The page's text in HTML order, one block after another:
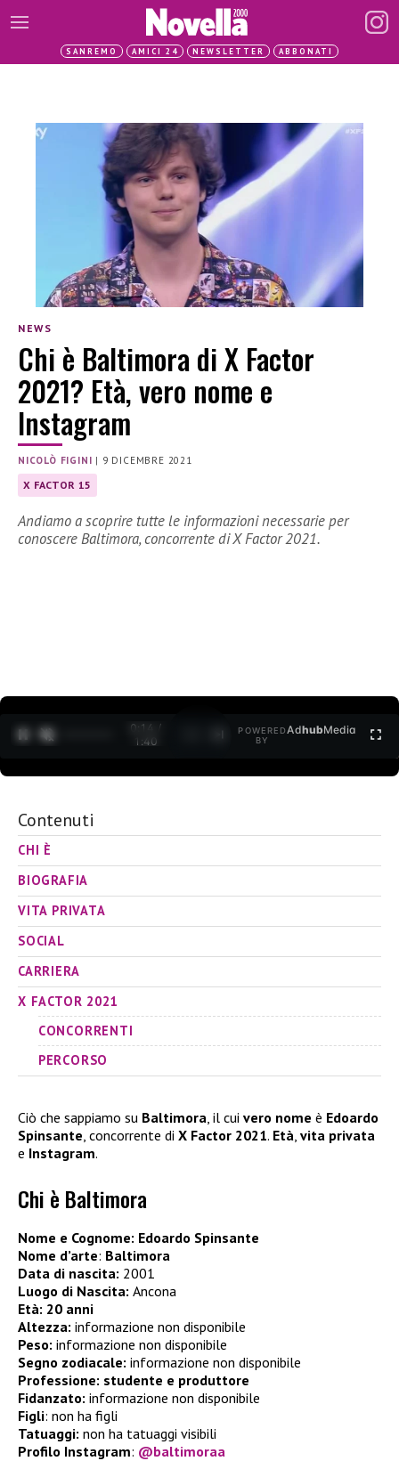
SANREMO AMICI 24 NEWSLETTER ABBONATI
NEWS
Chi è Baltimora di X Factor
2021? Età, vero nome e
Instagram
NICOLÒ FIGINI | 9 DICEMBRE 2021
X FACTOR 15
Andiamo a scoprire tutte le informazioni necessarie per
conoscere Baltimora, concorrente di X Factor 2021.
0:15 /
1:40
POWERED
BY
AdhubMedia
Contenuti
CHI È
BIOGRAFIA
VITA PRIVATA
SOCIAL
CARRIERA
X FACTOR 2021
CONCORRENTI
PERCORSO
Ciò che sappiamo su Baltimora, il cui vero nome è Edoardo
Spinsante, concorrente di X Factor 2021. Età, vita privata
e Instagram.
Chi è Baltimora
Nome e Cognome: Edoardo Spinsante
Nome d’arte: Baltimora
Data di nascita: 2001
Luogo di Nascita: Ancona
Età: 20 anni
Altezza: informazione non disponibile
Peso: informazione non disponibile
Segno zodiacale: informazione non disponibile
Professione: studente e produttore
Fidanzato: informazione non disponibile
Figli: non ha figli
Tatuaggi: non ha tatuaggi visibili
Profilo Instagram: @baltimoraa